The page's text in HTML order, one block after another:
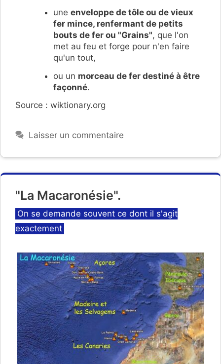
une enveloppe de tôle ou de vieux
fer mince, renfermant de petits
bouts de fer ou "Grains", que l'on
met au feu et forge pour n'en faire
qu'un tout,
ou un morceau de fer destiné à être
façonné.
Source : wiktionary.org
Laisser un commentaire
"La Macaronésie".
Catégories
On se demande souvent ce dont il s'agit
exactement